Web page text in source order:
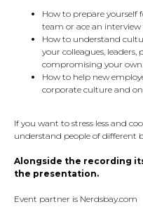
How to prepare
team or ace an
How to understand
your colleagues,
compromising your own.
How to help new
corporate culture and
If you want to stress less and
understand people of different
Alongside the recording
the presentation.
Event partner is Nerdsbay.com